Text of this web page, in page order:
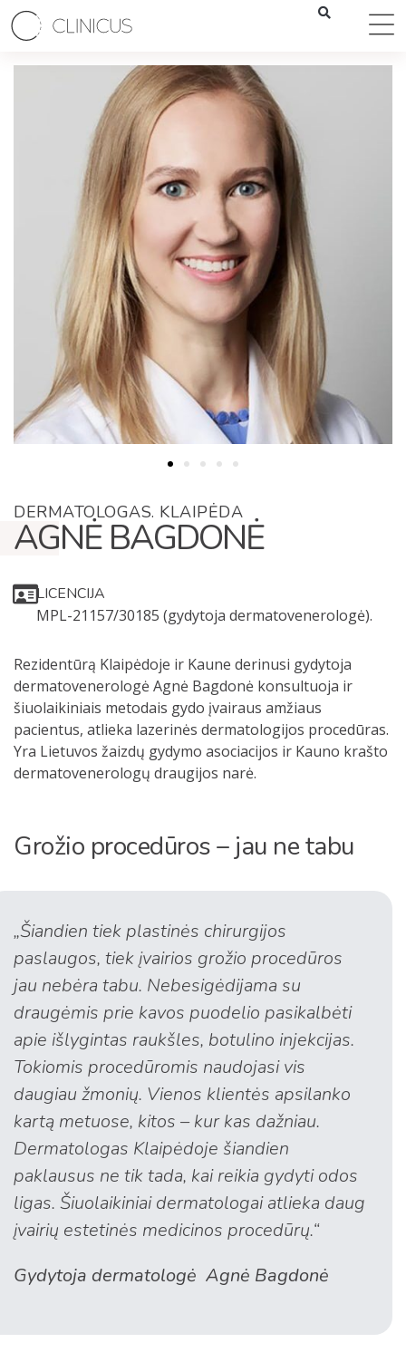
DERMATOLOGAS. KLAIPĖDA
AGNĖ BAGDONĖ
LICENCIJA
MPL-21157/30185 (gydytoja dermatovenerologė).
Rezidentūrą Klaipėdoje ir Kaune derinusi gydytoja
dermatovenerologė Agnė Bagdonė konsultuoja ir
šiuolaikiniais metodais gydo įvairaus amžiaus
pacientus, atlieka lazerinės dermatologijos procedūras.
Yra Lietuvos žaizdų gydymo asociacijos ir Kauno krašto
dermatovenerologų draugijos narė.
Grožio procedūros – jau ne tabu
„Šiandien tiek plastinės chirurgijos
paslaugos, tiek įvairios grožio procedūros
jau nebėra tabu. Nebesigėdijama su
draugėmis prie kavos puodelio pasikalbėti
apie išlygintas raukšles, botulino injekcijas.
Tokiomis procedūromis naudojasi vis
daugiau žmonių. Vienos klientės apsilanko
kartą metuose, kitos – kur kas dažniau.
Dermatologas Klaipėdoje šiandien
paklausus ne tik tada, kai reikia gydyti odos
ligas. Šiuolaikiniai dermatologai atlieka daug
įvairių estetinės medicinos procedūrų.“
Gydytoja dermatologė Agnė Bagdonė